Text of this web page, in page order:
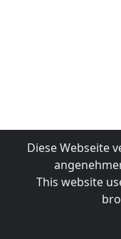
Diese Webseite
This website